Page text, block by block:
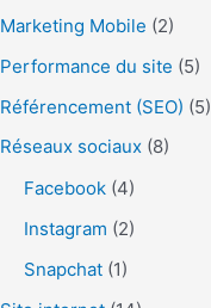
r
:
Marketing Mobile (2)
Performance du site (5)
Référencement (SEO) (5)
Réseaux sociaux (8)
Facebook (4)
Instagram (2)
Snapchat (1)